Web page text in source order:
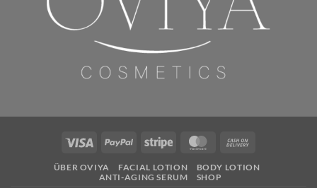
Visa PayPal Stripe MasterCard
Delivery
ÜBER OVIYA FACIAL LOTION
BODY LOTION
ANTI-AGING SERUM
SHOP